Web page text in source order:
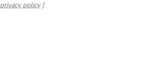
privacy policy]